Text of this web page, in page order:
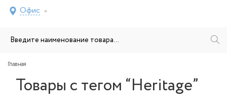
Офис
Главная
Товары с тегом “Heritage”